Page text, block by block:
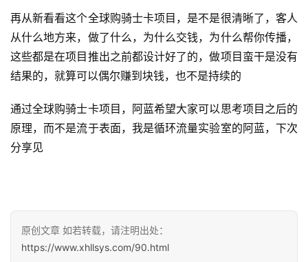
运
营
百
创
业
会
员
登录 注册
再从新看看这个全球购骑士卡项目，是不是很清晰了，客人
从什么地方来，做了什么，为什么交钱，为什么帮你传播，
这些都是在项目推出之前都设计好了的，做项目蛮干是没有
结果的，就算可以偶尔赚到块钱，也不是持续的
通过全球购骑士卡项目，阿蓝希望大家可以思考项目之后的
原理，而不是流于表面，我是循环流量实验室的阿蓝，下次
分享见
原创文章 如若转载，请注明出处：
https://www.xhllsys.com/90.html